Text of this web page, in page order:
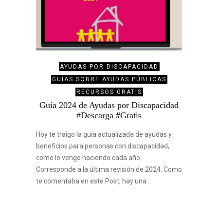
AYUDAS POR DISCAPACIDAD
GUÍAS SOBRE AYUDAS PÚBLICAS
RECURSOS GRATIS
Guía 2024 de Ayudas por Discapacidad
#Descarga #Gratis
Hoy te traigo la guía actualizada de ayudas y
beneficios para personas con discapacidad,
como lo vengo haciendo cada año.
Corresponde a la última revisión de 2024. Como
te comentaba en este Post, hay una…